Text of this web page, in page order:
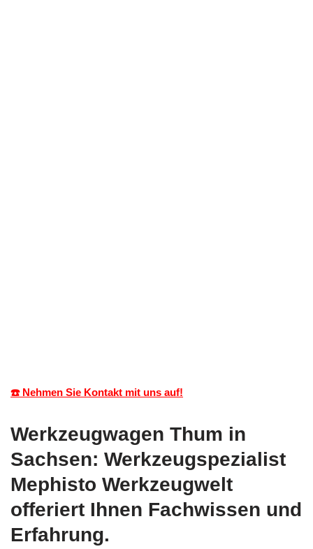
☎️ Nehmen Sie Kontakt mit uns auf!
Werkzeugwagen Thum in
Sachsen: Werkzeugspezialist
Mephisto Werkzeugwelt
offeriert Ihnen Fachwissen und
Erfahrung.